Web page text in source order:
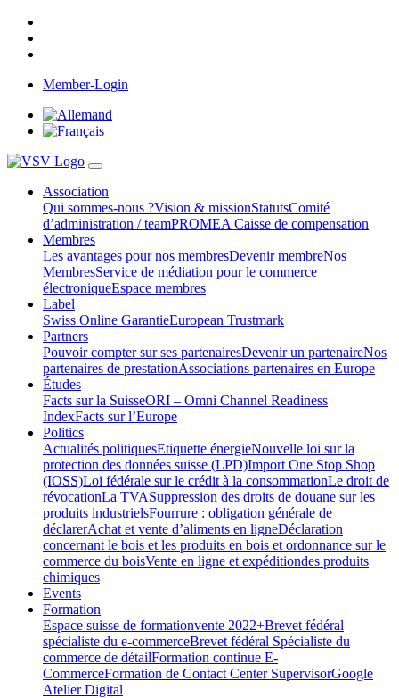
Member-Login
Association
Qui sommes-nous ?Vision & missionStatutsComité
d’administration / teamPROMEA Caisse de compensation
Membres
Les avantages pour nos membresDevenir membreNos
MembresService de médiation pour le commerce
électroniqueEspace membres
Label
Swiss Online GarantieEuropean Trustmark
Partners
Pouvoir compter sur ses partenairesDevenir un partenaireNos
partenaires de prestationAssociations partenaires en Europe
Études
Facts sur la SuisseORI – Omni Channel Readiness
IndexFacts sur l’Europe
Politics
Actualités politiquesEtiquette énergieNouvelle loi sur la
protection des données suisse (LPD)Import One Stop Shop
(IOSS)Loi fédérale sur le crédit à la consommationLe droit de
révocationLa TVASuppression des droits de douane sur les
produits industrielsFourrure : obligation générale de
déclarerAchat et vente d’aliments en ligneDéclaration
concernant le bois et les produits en bois et ordonnance sur le
commerce du boisVente en ligne et expéditiondes produits
chimiques
Events
Formation
Espace suisse de formationvente 2022+Brevet fédéral
spécialiste du e-commerceBrevet fédéral Spécialiste du
commerce de détailFormation continue E-
CommerceFormation de Contact Center SupervisorGoogle
Atelier Digital